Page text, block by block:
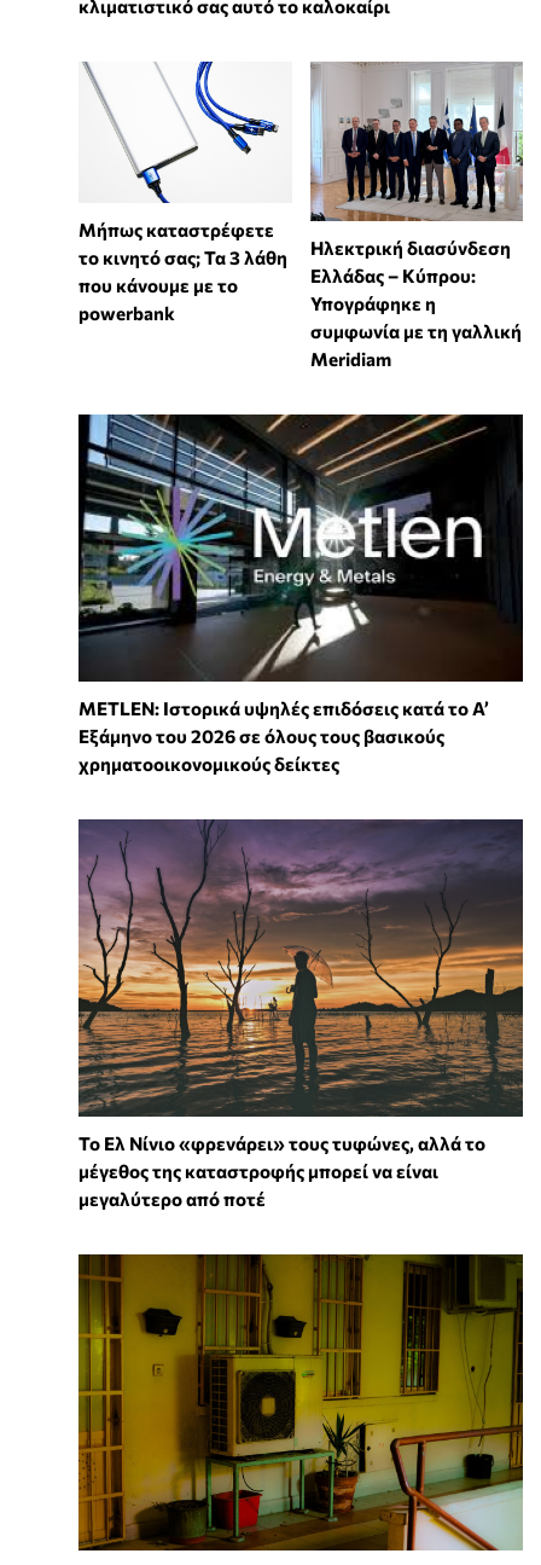
κλιματιστικό σας αυτό το καλοκαίρι
Μήπως καταστρέφετε
το κινητό σας; Τα 3 λάθη
που κάνουμε με το
powerbank
Ηλεκτρική διασύνδεση
Ελλάδας – Κύπρου:
Υπογράφηκε η
συμφωνία με τη γαλλική
Meridiam
METLEN: Ιστορικά υψηλές επιδόσεις κατά το Α’
Εξάμηνο του 2026 σε όλους τους βασικούς
χρηματοοικονομικούς δείκτες
Το Ελ Νίνιο «φρενάρει» τους τυφώνες, αλλά το
μέγεθος της καταστροφής μπορεί να είναι
μεγαλύτερο από ποτέ